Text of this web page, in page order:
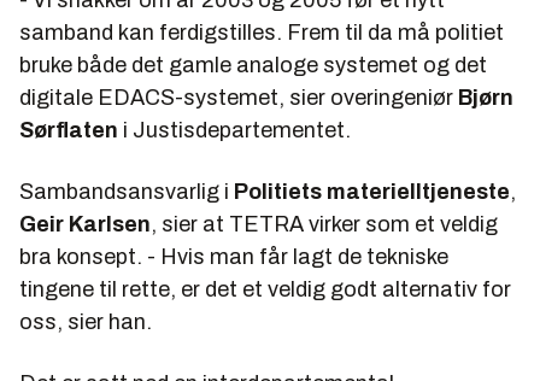
samband kan ferdigstilles. Frem til da må politiet
bruke både det gamle analoge systemet og det
digitale EDACS-systemet, sier overingeniør Bjørn
Sørflaten i Justisdepartementet.
Sambandsansvarlig i Politiets materielltjeneste,
Geir Karlsen, sier at TETRA virker som et veldig
bra konsept. - Hvis man får lagt de tekniske
tingene til rette, er det et veldig godt alternativ for
oss, sier han.